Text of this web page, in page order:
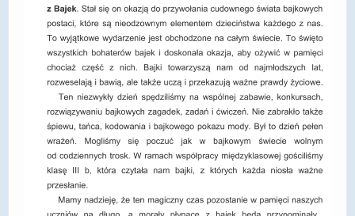
DOSTĘPNOŚĆ
POLITYKA PRYWATNOŚCI
RODO
EGZAMIN ÓSMOKLASISTY
STANDARDY OCHRONY MAŁOLETNICH
PROJEKT ,,SZKOŁY Z JAKOŚCIĄ – ROZWÓJ
KSZTAŁCENIA OGÓLNEGO NA TERENIE MIASTA
ŻORY”